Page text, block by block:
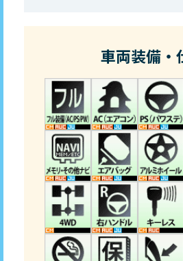
車両装備・